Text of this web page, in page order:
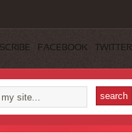
FACEBOOK TWITTER